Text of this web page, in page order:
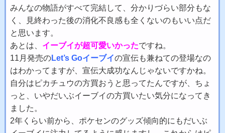
みんなの物語がすべて完結して、分かりづらい部分もな
く、見終わった後の消化不良感も全くないのもいい点だ
と思います。
あとは、 イーブイが超可愛いかったですね。
11月発売のLet’s Goイーブイの宣伝も兼ねての登場なの
はわかってますが、宣伝大成功なんじゃないですかね。
自分はピカチュウの方買おうと思ってたんですが、ちょ
っと、いやだいぶイーブイの方買いたい気分になってき
ました。
2年くらい前から、ポケセンのグッズ傾向的にもだいぶ